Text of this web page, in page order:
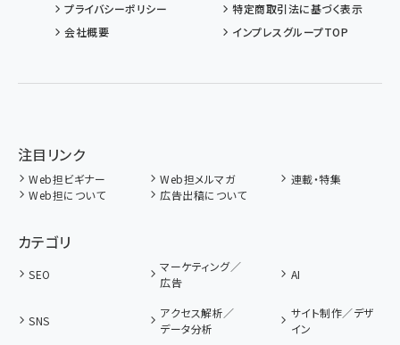
プライバシーポリシー
特定商取引法に基づく表示
会社概要
インプレスグループTOP
注目リンク
Web担ビギナー Web担メルマガ
連載・特集
Web担について
広告出稿について
カテゴリ
SEO
マーケティング／
広告
AI
SNS
アクセス解析／
データ分析
サイト制作／デザ
イン